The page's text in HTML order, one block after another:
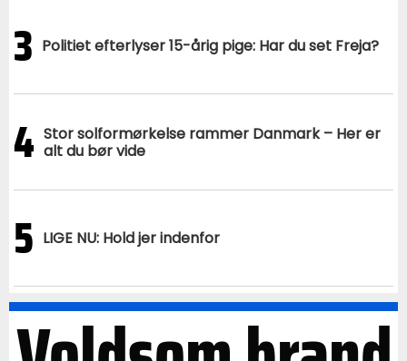
3 Politiet efterlyser 15-årig pige: Har du set Freja?
4 Stor solformørkelse rammer Danmark – Her er
alt du bør vide
5 LIGE NU: Hold jer indenfor